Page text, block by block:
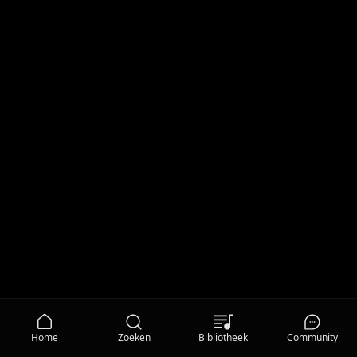
Home Zoeken Bibliotheek Community